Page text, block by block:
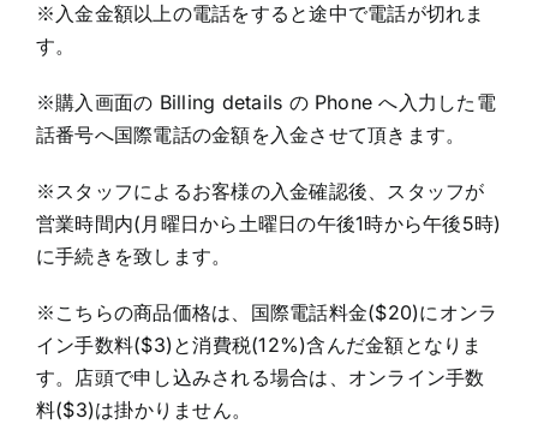
※入金金額以上の電話をすると途中で電話が切れま
す。
※購入画面の Billing details の Phone へ入力した電
話番号へ国際電話の金額を入金させて頂きます。
※スタッフによるお客様の入金確認後、スタッフが
営業時間内(月曜日から土曜日の午後1時から午後5時)
に手続きを致します。
※こちらの商品価格は、国際電話料金($20)にオンラ
イン手数料($3)と消費税(12%)含んだ金額となりま
す。店頭で申し込みされる場合は、オンライン手数
料($3)は掛かりません。